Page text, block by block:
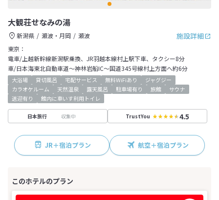
大観荘せなみの湯
施設詳細
新潟県 瀬波・月岡
瀬波
東京：
電車/上越新幹線新潟駅乗換、JR羽越本線村上駅下車、タクシー8分
車/日本海東北自動車道～神林岩船IC～国道345号線村上方面へ約6分
大浴場 貸切風呂 宅配サービス 無料WiFiあり
ジャグジー
カラオケルーム
天然温泉 露天風呂 駐車場有り 旅館
サウナ
送迎有り
館内に車いす利用トイレ
日本旅行 収集中 TrustYou 4.5
JR＋宿泊プラン 航空＋宿泊プラン